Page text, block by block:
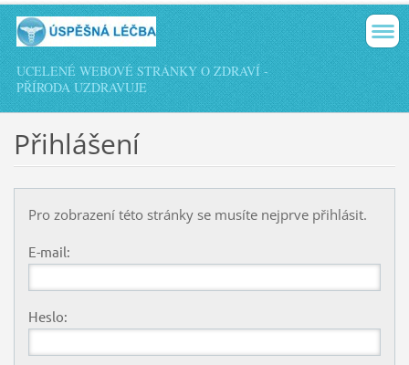
UCELENÉ WEBOVÉ STRÁNKY O ZDRAVÍ -
PŘÍRODA UZDRAVUJE
Přihlášení
Pro zobrazení této stránky se musíte nejprve přihlásit.
E-mail:
Heslo: